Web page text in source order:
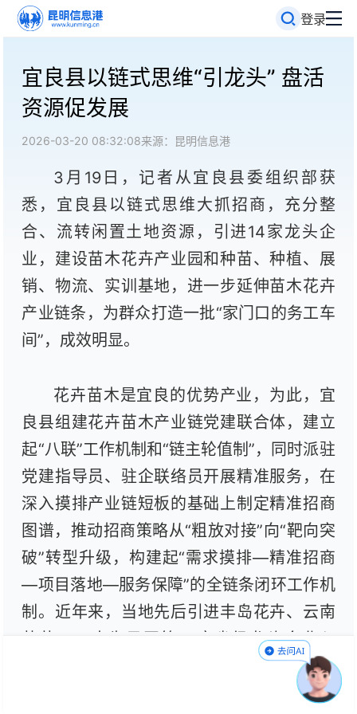
登录
宜良县以链式思维“引龙头” 盘活
资源促发展
2026-03-20 08:32:08来源：昆明信息港
3月19日，记者从宜良县委组织部获
悉，宜良县以链式思维大抓招商，充分整
合、流转闲置土地资源，引进14家龙头企
业，建设苗木花卉产业园和种苗、种植、展
销、物流、实训基地，进一步延伸苗木花卉
产业链条，为群众打造一批“家门口的务工车
间”，成效明显。
花卉苗木是宜良的优势产业，为此，宜
良县组建花卉苗木产业链党建联合体，建立
起“八联”工作机制和“链主轮值制”，同时派驻
党建指导员、驻企联络员开展精准服务，在
深入摸排产业链短板的基础上制定精准招商
图谱，推动招商策略从“粗放对接”向“靶向突
破”转型升级，构建起“需求摸排—精准招商
—项目落地—服务保障”的全链条闭环工作机
制。近年来，当地先后引进丰岛花卉、云南
英茂、云南为君开等14家省级龙头企业入
驻，初步形成种苗研发、标准化种植、精深
加工、冷链物流、品牌展销的全链条产业体